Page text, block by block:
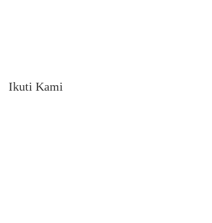
Ikuti Kami